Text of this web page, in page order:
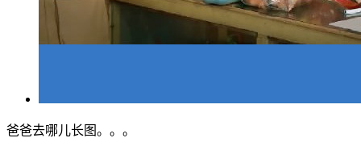
爸爸去哪儿长图。。。